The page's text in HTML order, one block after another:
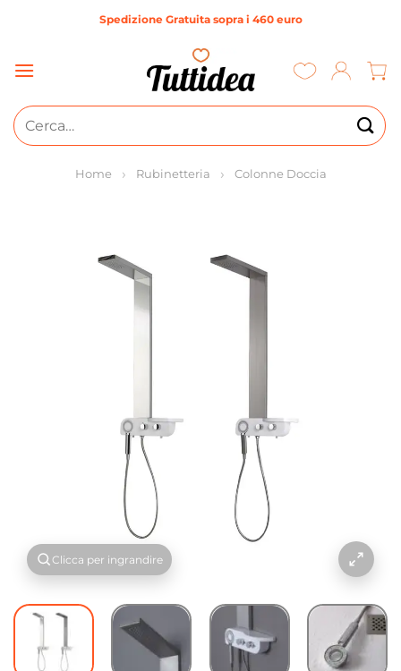
Spedizione Gratuita sopra i 460 euro
Cerca:
Home Rubinetteria Colonne Doccia
Clicca per ingrandire